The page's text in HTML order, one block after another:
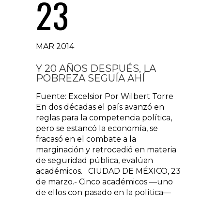
23
MAR 2014
Y 20 AÑOS DESPUÉS, LA
POBREZA SEGUÍA AHÍ
Fuente: Excelsior Por Wilbert Torre
En dos décadas el país avanzó en
reglas para la competencia política,
pero se estancó la economía, se
fracasó en el combate a la
marginación y retrocedió en materia
de seguridad pública, evalúan
académicos. CIUDAD DE MÉXICO, 23
de marzo.- Cinco académicos —uno
de ellos con pasado en la política—